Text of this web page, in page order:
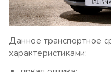
Данное транспортное
характеристиками: